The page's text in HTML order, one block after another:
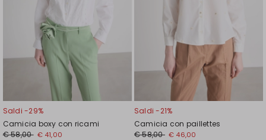
Saldi -29%
Camicia boxy con ricami
€ 58,00 € 41,00
Saldi -21%
Camicia con paillettes
€ 58,00 € 46,00